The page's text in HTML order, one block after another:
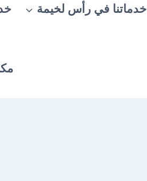
خدماتنا في رأس لخيمة